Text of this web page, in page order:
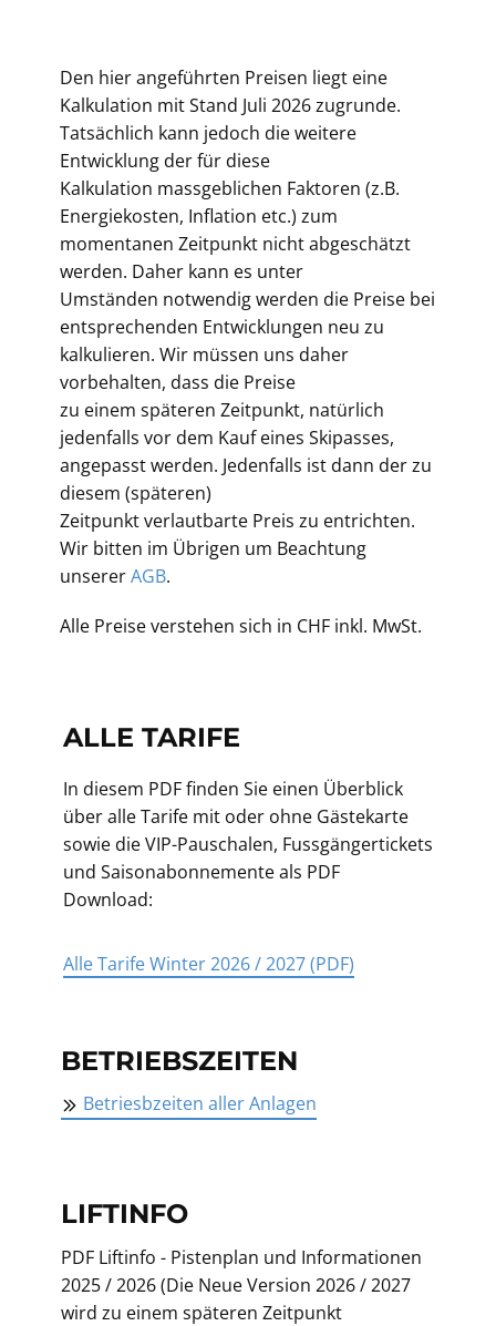
Den hier angeführten Preisen liegt eine
Kalkulation mit Stand Juli 2026 zugrunde.
Tatsächlich kann jedoch die weitere
Entwicklung der für diese
Kalkulation massgeblichen Faktoren (z.B.
Energiekosten, Inflation etc.) zum
momentanen Zeitpunkt nicht abgeschätzt
werden. Daher kann es unter
Umständen notwendig werden die Preise bei
entsprechenden Entwicklungen neu zu
kalkulieren. Wir müssen uns daher
vorbehalten, dass die Preise
zu einem späteren Zeitpunkt, natürlich
jedenfalls vor dem Kauf eines Skipasses,
angepasst werden. Jedenfalls ist dann der zu
diesem (späteren)
Zeitpunkt verlautbarte Preis zu entrichten.
Wir bitten im Übrigen um Beachtung
unsererAGB.
Alle Preise verstehen sich in CHF inkl. MwSt.
ALLE TARIFE
In diesem PDF finden Sie einen Überblick
über alle Tarife mit oder ohne Gästekarte
sowie die VIP-Pauschalen, Fussgängertickets
und Saisonabonnemente als PDF
Download:
Alle Tarife Winter 2026 / 2027 (PDF)
BETRIEBSZEITEN
Betriesbzeiten aller Anlagen
LIFTINFO
PDF Liftinfo - Pistenplan und Informationen
2025 / 2026 (Die Neue Version 2026 / 2027
wird zu einem späteren Zeitpunkt